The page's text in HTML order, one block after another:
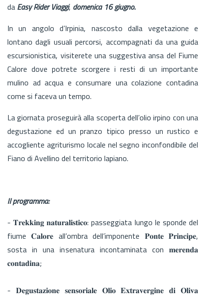
da Easy Rider Viaggi, domenica 16 giugno.
In un angolo d’Irpinia, nascosto dalla vegetazione e
lontano dagli usuali percorsi, accompagnati da una guida
escursionistica, visiterete una suggestiva ansa del Fiume
Calore dove potrete scorgere i resti di un importante
mulino ad acqua e consumare una colazione contadina
come si faceva un tempo.
La giornata proseguirà alla scoperta dell’olio irpino con una
degustazione ed un pranzo tipico presso un rustico e
accogliente agriturismo locale nel segno inconfondibile del
Fiano di Avellino del territorio lapiano.
Il programma:
- 𝐓𝐫𝐞𝐤𝐤𝐢𝐧𝐠 𝐧𝐚𝐭𝐮𝐫𝐚𝐥𝐢𝐬𝐭𝐢𝐜𝐨: passeggiata lungo le sponde del
fiume 𝐂𝐚𝐥𝐨𝐫𝐞 all’ombra dell’imponente 𝐏𝐨𝐧𝐭𝐞 𝐏𝐫𝐢𝐧𝐜𝐢𝐩𝐞,
sosta in una insenatura incontaminata con 𝐦𝐞𝐫𝐞𝐧𝐝𝐚
𝐜𝐨𝐧𝐭𝐚𝐝𝐢𝐧𝐚;
- 𝐃𝐞𝐠𝐮𝐬𝐭𝐚𝐳𝐢𝐨𝐧𝐞 𝐬𝐞𝐧𝐬𝐨𝐫𝐢𝐚𝐥𝐞 𝐎𝐥𝐢𝐨 𝐄𝐱𝐭𝐫𝐚𝐯𝐞𝐫𝐠𝐢𝐧𝐞 𝐝𝐢 𝐎𝐥𝐢𝐯𝐚